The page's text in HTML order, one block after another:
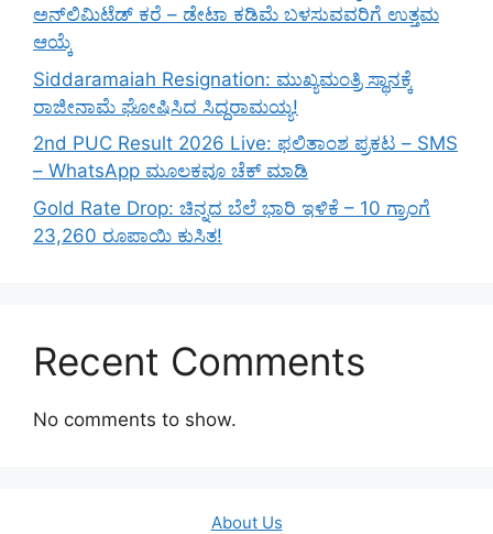
ಅನ್‌ಲಿಮಿಟೆಡ್ ಕರೆ – ಡೇಟಾ ಕಡಿಮೆ ಬಳಸುವವರಿಗೆ ಉತ್ತಮ
ಆಯ್ಕೆ
Siddaramaiah Resignation: ಮುಖ್ಯಮಂತ್ರಿ ಸ್ಥಾನಕ್ಕೆ
ರಾಜೀನಾಮೆ ಘೋಷಿಸಿದ ಸಿದ್ದರಾಮಯ್ಯ!
2nd PUC Result 2026 Live: ಫಲಿತಾಂಶ ಪ್ರಕಟ – SMS
– WhatsApp ಮೂಲಕವೂ ಚೆಕ್ ಮಾಡಿ
Gold Rate Drop: ಚಿನ್ನದ ಬೆಲೆ ಭಾರಿ ಇಳಿಕೆ – 10 ಗ್ರಾಂಗೆ
23,260 ರೂಪಾಯಿ ಕುಸಿತ!
Recent Comments
No comments to show.
About Us